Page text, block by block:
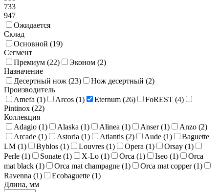
733
947
Ожидается
Склад
Основной (19)
Сегмент
Премиум (22) Эконом (2)
Назначение
Десертный нож (23) Нож десертный (2)
Производитель
Amefa (1) Arcos (1) Eternum (26) FoREST (4)
Pintinox (22)
Коллекция
Adagio (1) Alaska (1) Alinea (1) Anser (1) Anzo (2)
Arcade (1) Astoria (1) Atlantis (2) Aude (1)
Baguette
LM (1) Byblos (1) Louvres (1) Opera (1) Orsay (1)
Perle (1) Sonate (1) X-Lo (1) Orca (1) Iseo (1)
Orca
mat black (1) Orca mat champagne (1) Orca mat copper (1)
Ravenna (1) Ecobaguette (1)
Длина, мм